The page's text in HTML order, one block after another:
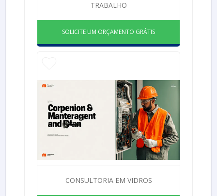
TRABALHO
SOLICITE UM ORÇAMENTO GRÁTIS
CONSULTORIA EM VIDROS